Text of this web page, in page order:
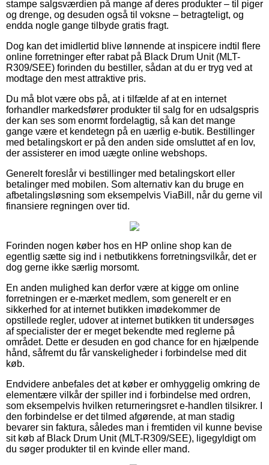
stampe salgsværdien på mange af deres produkter – til piger
og drenge, og desuden også til voksne – betragteligt, og
endda nogle gange tilbyde gratis fragt.
Dog kan det imidlertid blive lønnende at inspicere indtil flere
online forretninger efter rabat på Black Drum Unit (MLT-
R309/SEE) forinden du bestiller, sådan at du er tryg ved at
modtage den mest attraktive pris.
Du må blot være obs på, at i tilfælde af at en internet
forhandler markedsfører produkter til salg for en udsalgspris
der kan ses som enormt fordelagtig, så kan det mange
gange være et kendetegn på en uærlig e-butik. Bestillinger
med betalingskort er på den anden side omsluttet af en lov,
der assisterer en imod uægte online webshops.
Generelt foreslår vi bestillinger med betalingskort eller
betalinger med mobilen. Som alternativ kan du bruge en
afbetalingsløsning som eksempelvis ViaBill, når du gerne vil
finansiere regningen over tid.
Forinden nogen køber hos en HP online shop kan de
egentlig sætte sig ind i netbutikkens forretningsvilkår, det er
dog gerne ikke særlig morsomt.
En anden mulighed kan derfor være at kigge om online
forretningen er e-mærket medlem, som generelt er en
sikkerhed for at internet butikken imødekommer de
opstillede regler, udover at internet butikken tit undersøges
af specialister der er meget bekendte med reglerne på
området. Dette er desuden en god chance for en hjælpende
hånd, såfremt du får vanskeligheder i forbindelse med dit
køb.
Endvidere anbefales det at køber er omhyggelig omkring de
elementære vilkår der spiller ind i forbindelse med ordren,
som eksempelvis hvilken returneringsret e-handlen tilsikrer. I
den forbindelse er det tilmed afgørende, at man stadig
bevarer sin faktura, således man i fremtiden vil kunne bevise
sit køb af Black Drum Unit (MLT-R309/SEE), ligegyldigt om
du søger produkter til en kvinde eller mand.